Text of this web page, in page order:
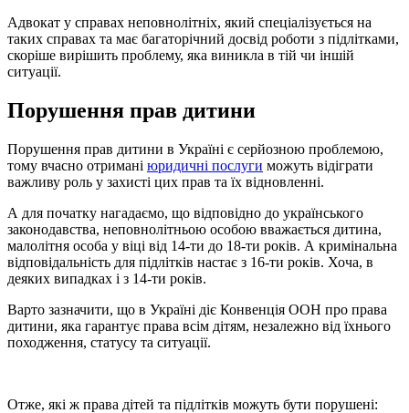
Адвокат у справах неповнолітніх, який спеціалізується на
таких справах та має багаторічний досвід роботи з підлітками,
скоріше вирішить проблему, яка виникла в тій чи іншій
ситуації.
Порушення прав дитини
Порушення прав дитини в Україні є серйозною проблемою,
тому вчасно отримані юридичні послуги можуть відіграти
важливу роль у захисті цих прав та їх відновленні.
А для початку нагадаємо, що відповідно до українського
законодавства, неповнолітньою особою вважається дитина,
малолітня особа у віці від 14-ти до 18-ти років. А кримінальна
відповідальність для підлітків настає з 16-ти років. Хоча, в
деяких випадках і з 14-ти років.
Варто зазначити, що в Україні діє Конвенція ООН про права
дитини, яка гарантує права всім дітям, незалежно від їхнього
походження, статусу та ситуації.
Отже, які ж права дітей та підлітків можуть бути порушені: